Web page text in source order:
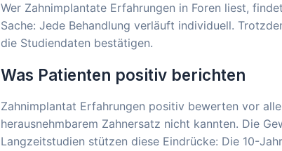
Wer Zahnimplantate Erfahrungen in Foren liest,
Sache: Jede Behandlung verläuft individuell.
die Studiendaten bestätigen.
Was Patienten positiv berichten
Zahnimplantat Erfahrungen positiv bewerten vor
herausnehmbarem Zahnersatz nicht kannten. Die
Langzeitstudien stützen diese Eindrücke: Die 10-